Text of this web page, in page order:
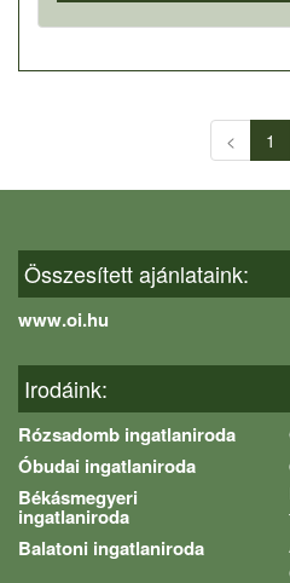
< 1
Összesített ajánlataink:
www.oi.hu
Irodáink:
Rózsadomb ingatlaniroda
Óbudai ingatlaniroda
Békásmegyeri
ingatlaniroda
Balatoni ingatlaniroda